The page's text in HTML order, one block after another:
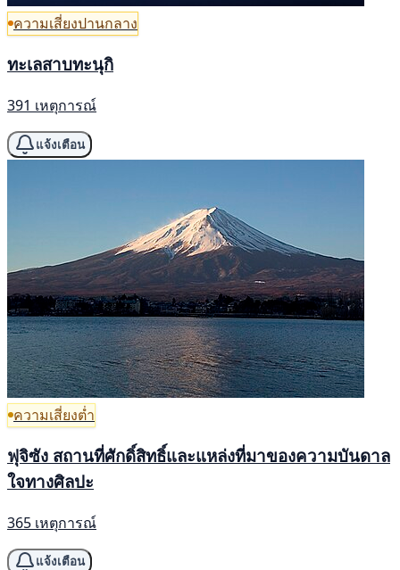
ความเสี่ยงปานกลาง
ทะเลสาบทะนุกิ
391 เหตุการณ์
แจ้งเตือน
ความเสี่ยงต่ำ
ฟุจิซัง สถานที่ศักดิ์สิทธิ์และแหล่งที่มาของความบันดาล
ใจทางศิลปะ
365 เหตุการณ์
แจ้งเตือน